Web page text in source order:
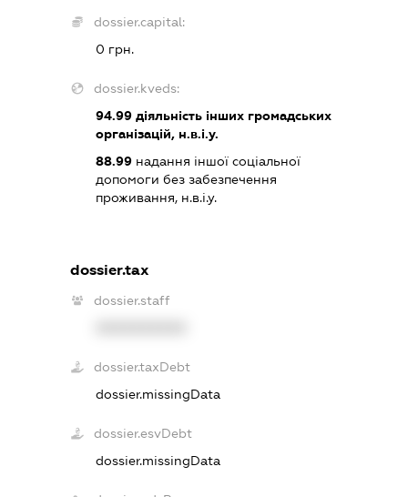
dossier.capital:
0 грн.
dossier.kveds:
94.99діяльність інших громадських
організацій, н.в.і.у.
88.99надання іншої соціальної
допомоги без забезпечення
проживання, н.в.і.у.
dossier.tax
dossier.staff
dossier.taxDebt
dossier.missingData
dossier.esvDebt
dossier.missingData